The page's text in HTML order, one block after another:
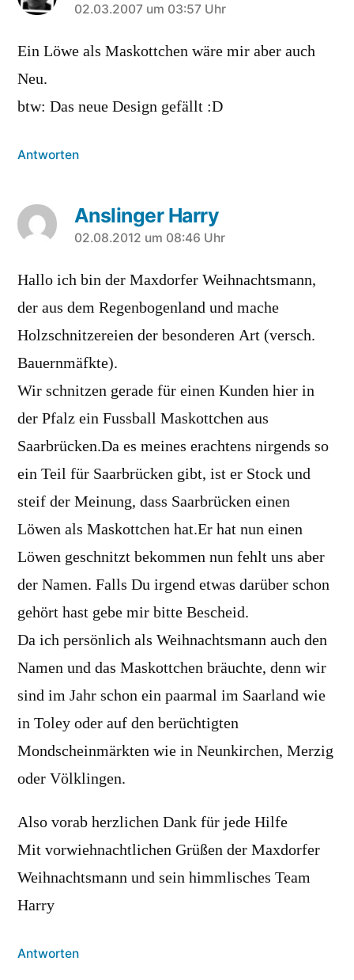
sagt:
02.03.2007 um 03:57 Uhr
Ein Löwe als Maskottchen wäre mir aber auch
Neu.
btw: Das neue Design gefällt :D
Antworten
Anslinger Harry
sagt:
02.08.2012 um 08:46 Uhr
Hallo ich bin der Maxdorfer Weihnachtsmann,
der aus dem Regenbogenland und mache
Holzschnitzereien der besonderen Art (versch.
Bauernmäfkte).
Wir schnitzen gerade für einen Kunden hier in
der Pfalz ein Fussball Maskottchen aus
Saarbrücken.Da es meines erachtens nirgends so
ein Teil für Saarbrücken gibt, ist er Stock und
steif der Meinung, dass Saarbrücken einen
Löwen als Maskottchen hat.Er hat nun einen
Löwen geschnitzt bekommen nun fehlt uns aber
der Namen. Falls Du irgend etwas darüber schon
gehört hast gebe mir bitte Bescheid.
Da ich persönlich als Weihnachtsmann auch den
Namen und das Maskottchen bräuchte, denn wir
sind im Jahr schon ein paarmal im Saarland wie
in Toley oder auf den berüchtigten
Mondscheinmärkten wie in Neunkirchen, Merzig
oder Völklingen.
Also vorab herzlichen Dank für jede Hilfe
Mit vorwiehnachtlichen Grüßen der Maxdorfer
Weihnachtsmann und sein himmlisches Team
Harry
Antworten